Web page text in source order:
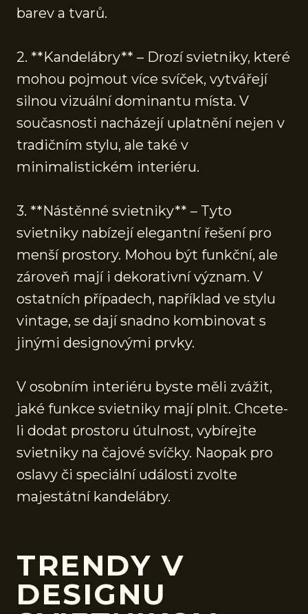
barev a tvarů.
2. **Kandelábry** – Drozí svietniky, které
mohou pojmout více svíček, vytvářejí
silnou vizuální dominantu místa. V
současnosti nacházejí uplatnění nejen v
tradičním stylu, ale také v
minimalistickém interiéru.
3. **Nástěnné svietniky** – Tyto
svietniky nabízejí elegantní řešení pro
menší prostory. Mohou být funkční, ale
zároveň mají i dekorativní význam. V
ostatních případech, například ve stylu
vintage, se dají snadno kombinovat s
jinými designovými prvky.
V osobním interiéru byste měli zvážit,
jaké funkce svietniky mají plnit. Chcete-
li dodat prostoru útulnost, vybírejte
svietniky na čajové svíčky. Naopak pro
oslavy či speciální události zvolte
majestátní kandelábry.
TRENDY V
DESIGNU